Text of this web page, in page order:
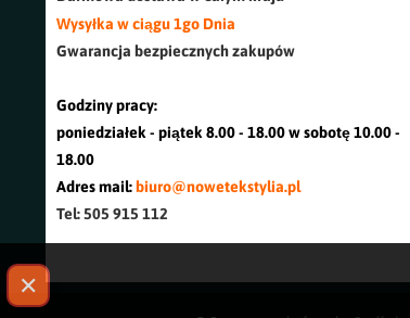
Wysyłka w ciągu 1go Dnia
Gwarancja bezpiecznych zakupów
Godziny pracy:
poniedziałek - piątek 8.00 - 18.00 w sobotę 10.00 -
18.00
Adres mail: biuro@nowetekstylia.pl
Tel: 505 915 112
✕